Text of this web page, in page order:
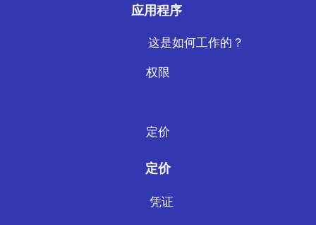
应用程序
这是如何工作的？
定价
权限
定价
凭证